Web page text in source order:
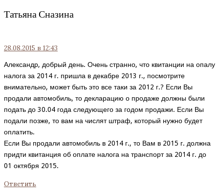
Татьяна Сназина
28.08.2015 в 12:43
Александр, добрый день. Очень странно, что квитанции на опалу
налога за 2014 г. пришла в декабре 2013 г., посмотрите
внимательно, может быть это все таки за 2012 г.? Если Вы
продали автомобиль, то декларацию о продаже должны были
подать до 30.04 года следующего за годом продажи. Если Вы
подали позже, то вам на числят штраф, который нужно будет
оплатить.
Если Вы продали автомобиль в 2014 г., то Вам в 2015 г. должна
придти квитанция об оплате налога на транспорт за 2014 г. до
01 октября 2015.
Ответить